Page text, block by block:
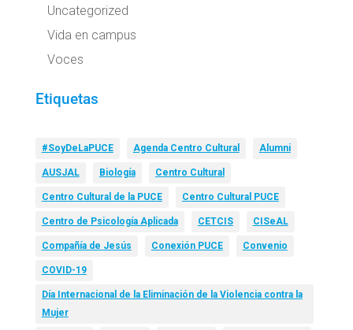
Uncategorized
Vida en campus
Voces
Etiquetas
#SoyDeLaPUCE Agenda Centro Cultural Alumni
AUSJAL Biología Centro Cultural
Centro Cultural de la PUCE Centro Cultural PUCE
Centro de Psicología Aplicada CETCIS CISeAL
Compañía de Jesús Conexión PUCE Convenio
COVID-19
Día Internacional de la Eliminación de la Violencia contra la
Mujer